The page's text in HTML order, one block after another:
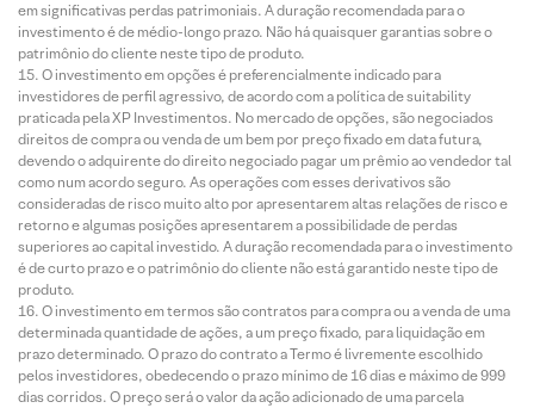
em significativas perdas patrimoniais. A duração recomendada para o
investimento é de médio-longo prazo. Não há quaisquer garantias sobre o
patrimônio do cliente neste tipo de produto.
O investimento em opções é preferencialmente indicado para
investidores de perfil agressivo, de acordo com a política de suitability
praticada pela XP Investimentos. No mercado de opções, são negociados
direitos de compra ou venda de um bem por preço fixado em data futura,
devendo o adquirente do direito negociado pagar um prêmio ao vendedor tal
como num acordo seguro. As operações com esses derivativos são
consideradas de risco muito alto por apresentarem altas relações de risco e
retorno e algumas posições apresentarem a possibilidade de perdas
superiores ao capital investido. A duração recomendada para o investimento
é de curto prazo e o patrimônio do cliente não está garantido neste tipo de
produto.
O investimento em termos são contratos para compra ou a venda de uma
determinada quantidade de ações, a um preço fixado, para liquidação em
prazo determinado. O prazo do contrato a Termo é livremente escolhido
pelos investidores, obedecendo o prazo mínimo de 16 dias e máximo de 999
dias corridos. O preço será o valor da ação adicionado de uma parcela